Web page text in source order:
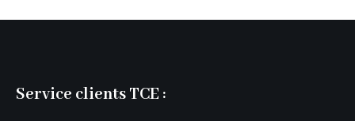
Service clients TCE :